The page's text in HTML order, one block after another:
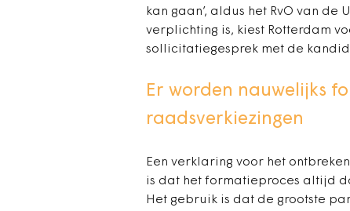
kan gaan’, aldus het RvO van
verplichting is, kiest Rotterdam
sollicitatiegesprek met de
Er worden nauwelijks
raadsverkiezingen
Een verklaring voor het
is dat het formatieproces altijd
Het gebruik is dat de grootste